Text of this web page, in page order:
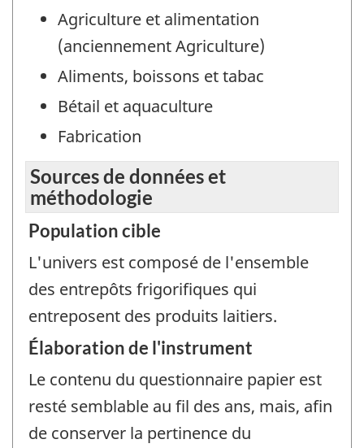
Agriculture et alimentation
(anciennement Agriculture)
Aliments, boissons et tabac
Bétail et aquaculture
Fabrication
Sources de données et
méthodologie
Population cible
L'univers est composé de l'ensemble
des entrepôts frigorifiques qui
entreposent des produits laitiers.
Élaboration de l'instrument
Le contenu du questionnaire papier est
resté semblable au fil des ans, mais, afin
de conserver la pertinence du